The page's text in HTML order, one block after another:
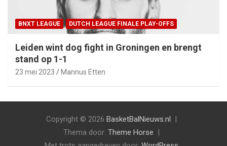
BNXT LEAGUE DUTCH LEAGUE FINALE PLAY-OFFS
Leiden wint dog fight in Groningen en brengt
stand op 1-1
23 mei 2023 Mannus Etten
Copyright © 2026 BasketBalNieuws.nl
Thema door: Theme Horse